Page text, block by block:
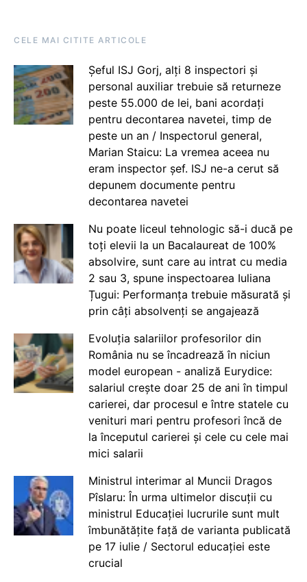
CELE MAI CITITE ARTICOLE
Șeful ISJ Gorj, alți 8 inspectori și
personal auxiliar trebuie să returneze
peste 55.000 de lei, bani acordați
pentru decontarea navetei, timp de
peste un an / Inspectorul general,
Marian Staicu: La vremea aceea nu
eram inspector șef. ISJ ne-a cerut să
depunem documente pentru
decontarea navetei
Nu poate liceul tehnologic să-i ducă pe
toți elevii la un Bacalaureat de 100%
absolvire, sunt care au intrat cu media
2 sau 3, spune inspectoarea Iuliana
Țugui: Performanța trebuie măsurată și
prin câți absolvenți se angajează
Evoluția salariilor profesorilor din
România nu se încadrează în niciun
model european - analiză Eurydice:
salariul crește doar 25 de ani în timpul
carierei, dar procesul e între statele cu
venituri mari pentru profesori încă de
la începutul carierei și cele cu cele mai
mici salarii
Ministrul interimar al Muncii Dragos
Pîslaru: În urma ultimelor discuții cu
ministrul Educației lucrurile sunt mult
îmbunătățite față de varianta publicată
pe 17 iulie / Sectorul educației este
crucial